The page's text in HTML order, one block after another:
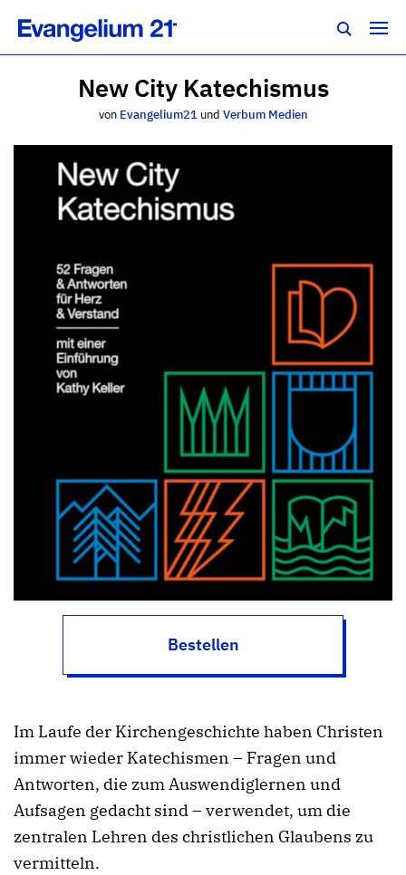
New City Katechismus
von Evangelium21und Verbum Medien
Bestellen
Im Laufe der Kirchengeschichte haben Christen
immer wieder Katechismen – Fragen und
Antworten, die zum Auswendiglernen und
Aufsagen gedacht sind – verwendet, um die
zentralen Lehren des christlichen Glaubens zu
vermitteln.